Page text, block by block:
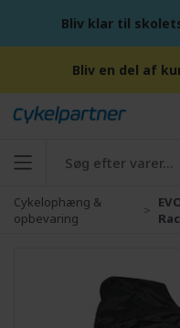
Bliv klar til
Bliv en del af
Cykelophæng &
opbevaring